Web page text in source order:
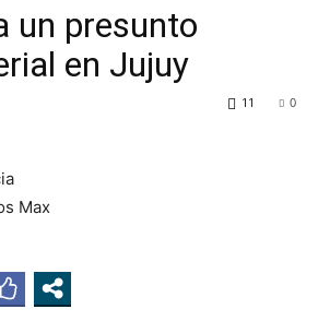
MHZ
un presunto
en Jujuy
0
11
Max